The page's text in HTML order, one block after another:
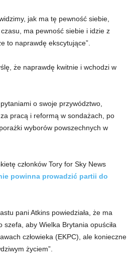
jak ma tę pewność siebie,
ma pewność siebie i idzie z
to naprawdę ekscytujące”.
że naprawdę kwitnie i wchodzi w
o swoje przywództwo,
pracą i reformą w sondażach, po
wyborów powszechnych w
członków Tory for Sky News
powinna prowadzić partii do
pani Atkins powiedziała, że ​​ma
szefa, aby Wielka Brytania opuściła
człowieka (EKPC), ale konieczne
życiem”.